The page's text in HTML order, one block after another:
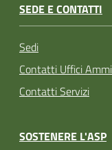
SEDE E CONTATTI
Sedi
Contatti Uffici
Contatti Servizi
SOSTENERE L'ASP